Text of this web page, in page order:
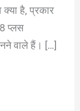
है, प्रकार
प्लस
वाले हैं। […]